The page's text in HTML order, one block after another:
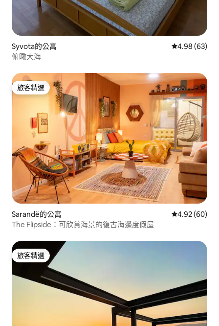
Syvota的公寓 從 63 則評價
4.98 (63)
俯瞰大海
旅客精選
旅客精選
Sarandë的公寓 從 60 則評價
4.92 (60)
The Flipside：可欣賞海景的復古海邊度假屋
旅客精選
旅客精選